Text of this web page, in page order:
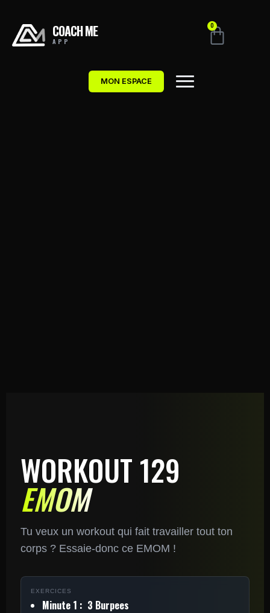
COACH ME
APP
0
MON ESPACE
WORKOUT 129
EMOM
Tu veux un workout qui fait travailler tout ton
corps ? Essaie-donc ce EMOM !
EXERCICES
Minute 1 : 3 Burpees